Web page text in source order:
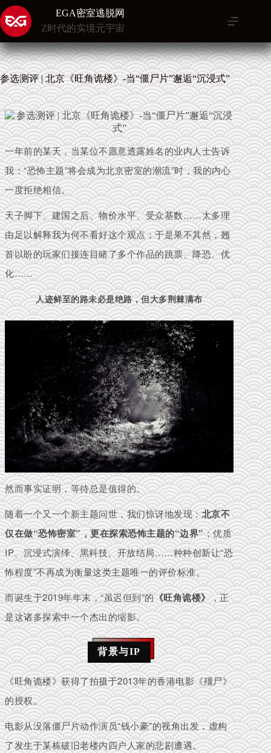
跳
至
内
容
EGA密室逃脱网
Z时代的实境元宇宙
参选测评 | 北京《旺角诡楼》-当“僵尸片”邂逅“沉浸式”
一年前的某天，当某位不愿意透露姓名的业内人士告诉
我：“恐怖主题”将会成为北京密室的潮流”时，我的内心
一度拒绝相信。
天子脚下、建国之后、物价水平、受众基数……太多理
由足以解释我为何不看好这个观点；于是果不其然，翘
首以盼的玩家们接连目睹了多个作品的跳票、降恐、优
化……
人迹鲜至的路未必是绝路，但大多荆棘满布
然而事实证明，等待总是值得的。
随着一个又一个新主题问世，我们惊讶地发现：北京不
仅在做“恐怖密室”，更在探索恐怖主题的“边界”；优质
IP、沉浸式演绎、黑科技、开放结局……种种创新让“恐
怖程度”不再成为衡量这类主题唯一的评价标准。
而诞生于2019年年末，“虽迟但到”的《旺角诡楼》，正
是这诸多探索中一个杰出的缩影。
背景与IP
《旺角诡楼》获得了拍摄于2013年的香港电影《殭尸》
的授权。
电影从没落僵尸片动作演员“钱小豪”的视角出发，虚构
了发生于某栋破旧老楼内四户人家的悲剧遭遇。